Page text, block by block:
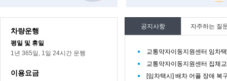
차량운행
평일 및 휴일
1년 365일, 1일 24시간 운행
이용요금
공지사항
교통약자이동지원센터 임차
교통약자이동지원센터 집체
[임차택시] 배차 어플 장애 복
자주하는 질